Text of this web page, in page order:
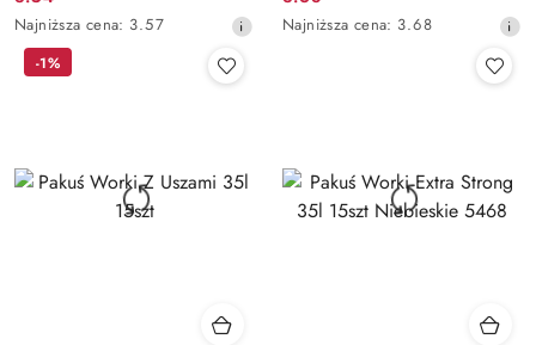
Cena
promocyjna:
Najniższa
cena
Najniższa cena: 3.57
Cena
promocyjna:
Najniższa
Najniższa cena: 3.68
-1%